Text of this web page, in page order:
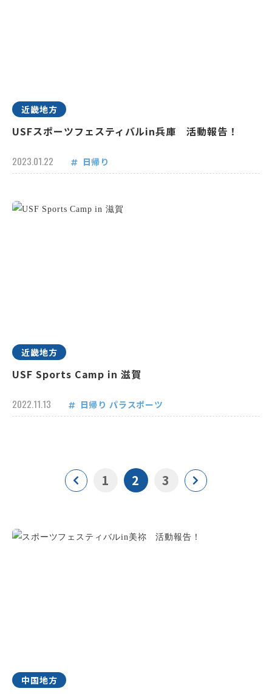
近畿地方
USFスポーツフェスティバルin兵庫 活動報告！
2023.01.22 日帰り
近畿地方
USF Sports Camp in 滋賀
2022.11.13 日帰り パラスポーツ
1 2 3
中国地方